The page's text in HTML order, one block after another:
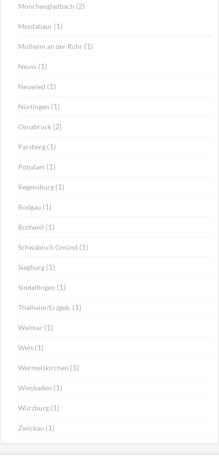
Mönchengladbach (2)
Montabaur (1)
Mülheim an der Ruhr (1)
Neuss (1)
Neuwied (1)
Nürtingen (1)
Osnabrück (2)
Parsberg (1)
Potsdam (1)
Regensburg (1)
Rodgau (1)
Rottweil (1)
Schwäbisch Gmünd (1)
Siegburg (1)
Sindelfingen (1)
Thalheim/Erzgeb. (1)
Weimar (1)
Wels (1)
Wermelskirchen (1)
Wiesbaden (1)
Würzburg (1)
Zwickau (1)